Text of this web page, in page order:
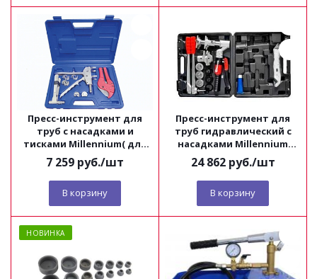
Пресс-инструмент для
труб с насадками и
тисками Millennium( для
труб Pink Ф16-20)
7 259 руб./шт
В корзину
Пресс-инструмент для
труб гидравлический с
насадками Millennium
(Pink Ф16-20-25; Stabil Ф16-
20)
24 862руб./шт
В корзину
НОВИНКА